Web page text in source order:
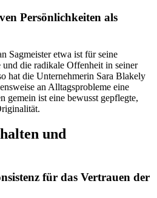
Persönlichkeiten als
Sagmeister etwa ist für seine
die radikale Offenheit in seiner
hat die Unternehmerin Sara Blakely
an Alltagsprobleme eine
gemein ist eine bewusst gepflegte,
und
für das Vertrauen der